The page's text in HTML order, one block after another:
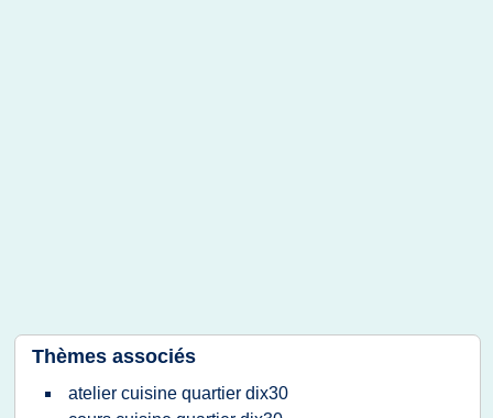
Thèmes associés
atelier cuisine quartier dix30